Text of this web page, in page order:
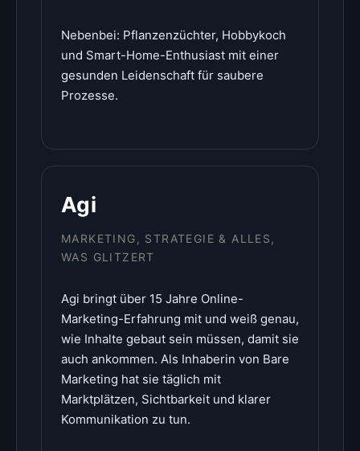
Nebenbei: Pflanzenzüchter, Hobbykoch
und Smart-Home-Enthusiast mit einer
gesunden Leidenschaft für saubere
Prozesse.
Agi
MARKETING, STRATEGIE & ALLES,
WAS GLITZERT
Agi bringt über 15 Jahre Online-
Marketing-Erfahrung mit und weiß genau,
wie Inhalte gebaut sein müssen, damit sie
auch ankommen. Als Inhaberin von Bare
Marketing hat sie täglich mit
Marktplätzen, Sichtbarkeit und klarer
Kommunikation zu tun.